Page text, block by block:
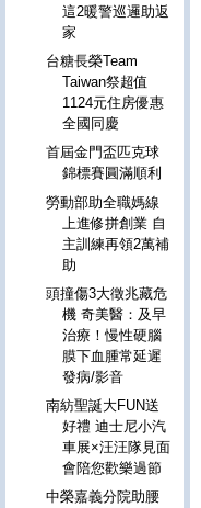
這2暖警巡邏助返
家
台糖長榮Team
Taiwan祭超值
1124元住房優惠
全國同慶
首屆金門盃匹克球
錦標賽圓滿順利
勞動部助全職媽線
上進修拼創業 自
主訓練再領2萬補
助
頭撞傷3大徵兆藏危
機 奇美醫：及早
治療！慢性硬腦
膜下血腫常延遲
發病/影音
南紡聖誕大FUN送
好禮 迪士尼小汽
車展×汪汪隊見面
會陪您歡樂過節
中榮嘉義分院助腰